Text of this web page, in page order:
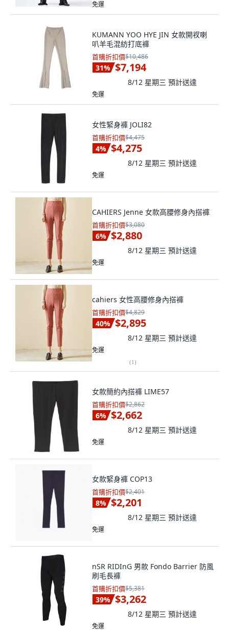
免運
KUMANN YOO HYE JIN 女款開衩喇
叭羊毛混紡打底褲
首購折扣價$10,486
31% $7,194
8/12 星期三 預計送達
免運
女性緊身褲 JOLI82
首購折扣價$4,475
4% $4,275
8/12 星期三 預計送達
免運
CAHIERS Jenne 女款高腰修身內搭褲
首購折扣價$3,080
6% $2,880
8/12 星期三 預計送達
免運
cahiers 女性高腰修身內搭褲
首購折扣價$4,829
40% $2,895
8/12 星期三 預計送達
免運
(1)
女款簡約內搭褲 LIME57
首購折扣價$2,862
6% $2,662
8/12 星期三 預計送達
免運
女款緊身褲 COP13
首購折扣價$2,401
8% $2,201
8/12 星期三 預計送達
免運
nSR RIDInG 男款 Fondo Barrier 防風
刷毛長褲
首購折扣價$5,381
39% $3,262
8/12 星期三 預計送達
免運